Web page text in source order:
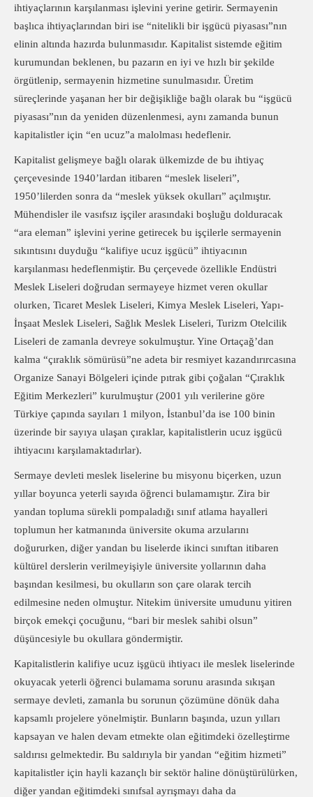
ihtiyaçlarının karşılanması işlevini yerine getirir. Sermayenin
başlıca ihtiyaçlarından biri ise “nitelikli bir işgücü piyasası”nın
elinin altında hazırda bulunmasıdır. Kapitalist sistemde eğitim
kurumundan beklenen, bu pazarın en iyi ve hızlı bir şekilde
örgütlenip, sermayenin hizmetine sunulmasıdır. Üretim
süreçlerinde yaşanan her bir değişikliğe bağlı olarak bu “işgücü
piyasası”nın da yeniden düzenlenmesi, aynı zamanda bunun
kapitalistler için “en ucuz”a malolması hedeflenir.
Kapitalist gelişmeye bağlı olarak ülkemizde de bu ihtiyaç
çerçevesinde 1940’lardan itibaren “meslek liseleri”,
1950’lilerden sonra da “meslek yüksek okulları” açılmıştır.
Mühendisler ile vasıfsız işçiler arasındaki boşluğu dolduracak
“ara eleman” işlevini yerine getirecek bu işçilerle sermayenin
sıkıntısını duyduğu “kalifiye ucuz işgücü” ihtiyacının
karşılanması hedeflenmiştir. Bu çerçevede özellikle Endüstri
Meslek Liseleri doğrudan sermayeye hizmet veren okullar
olurken, Ticaret Meslek Liseleri, Kimya Meslek Liseleri, Yapı-
İnşaat Meslek Liseleri, Sağlık Meslek Liseleri, Turizm Otelcilik
Liseleri de zamanla devreye sokulmuştur. Yine Ortaçağ’dan
kalma “çıraklık sömürüsü”ne adeta bir resmiyet kazandırırcasına
Organize Sanayi Bölgeleri içinde pıtrak gibi çoğalan “Çıraklık
Eğitim Merkezleri” kurulmuştur (2001 yılı verilerine göre
Türkiye çapında sayıları 1 milyon, İstanbul’da ise 100 binin
üzerinde bir sayıya ulaşan çıraklar, kapitalistlerin ucuz işgücü
ihtiyacını karşılamaktadırlar).
Sermaye devleti meslek liselerine bu misyonu biçerken, uzun
yıllar boyunca yeterli sayıda öğrenci bulamamıştır. Zira bir
yandan topluma sürekli pompaladığı sınıf atlama hayalleri
toplumun her katmanında üniversite okuma arzularını
doğururken, diğer yandan bu liselerde ikinci sınıftan itibaren
kültürel derslerin verilmeyişiyle üniversite yollarının daha
başından kesilmesi, bu okulların son çare olarak tercih
edilmesine neden olmuştur. Nitekim üniversite umudunu yitiren
birçok emekçi çocuğunu, “bari bir meslek sahibi olsun”
düşüncesiyle bu okullara göndermiştir.
Kapitalistlerin kalifiye ucuz işgücü ihtiyacı ile meslek liselerinde
okuyacak yeterli öğrenci bulamama sorunu arasında sıkışan
sermaye devleti, zamanla bu sorunun çözümüne dönük daha
kapsamlı projelere yönelmiştir. Bunların başında, uzun yılları
kapsayan ve halen devam etmekte olan eğitimdeki özelleştirme
saldırısı gelmektedir. Bu saldırıyla bir yandan “eğitim hizmeti”
kapitalistler için hayli kazançlı bir sektör haline dönüştürülürken,
diğer yandan eğitimdeki sınıfsal ayrışmayı daha da